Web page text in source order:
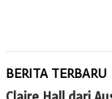
BERITA TERBARU